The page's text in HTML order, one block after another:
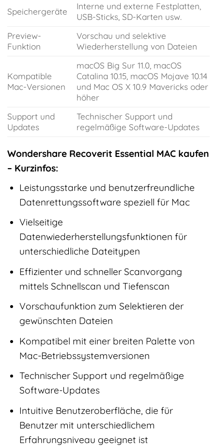
Speichergeräte
Interne und externe Festplatten,
USB-Sticks, SD-Karten usw.
Preview-
Funktion
Vorschau und selektive
Wiederherstellung von Dateien
Kompatible
Mac-Versionen
macOS Big Sur 11.0, macOS
Catalina 10.15, macOS Mojave 10.14
und Mac OS X 10.9 Mavericks oder
höher
Support und
Updates
Technischer Support und
regelmäßige Software-Updates
Wondershare Recoverit Essential MAC kaufen
– Kurzinfos:
Leistungsstarke und benutzerfreundliche
Datenrettungssoftware speziell für Mac
Vielseitige
Datenwiederherstellungsfunktionen für
unterschiedliche Dateitypen
Effizienter und schneller Scanvorgang
mittels Schnellscan und Tiefenscan
Vorschaufunktion zum Selektieren der
gewünschten Dateien
Kompatibel mit einer breiten Palette von
Mac-Betriebssystemversionen
Technischer Support und regelmäßige
Software-Updates
Intuitive Benutzeroberfläche, die für
Benutzer mit unterschiedlichem
Erfahrungsniveau geeignet ist